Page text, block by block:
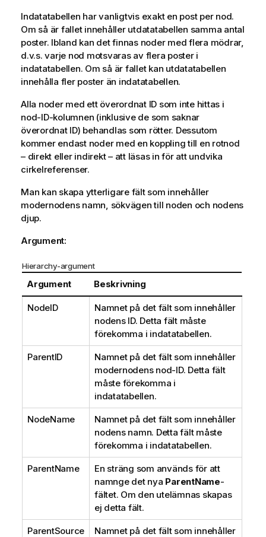
Indatatabellen har vanligtvis exakt en post per nod.
Om så är fallet innehåller utdatatabellen samma antal
poster. Ibland kan det finnas noder med flera mödrar,
d.v.s. varje nod motsvaras av flera poster i
indatatabellen. Om så är fallet kan utdatatabellen
innehålla fler poster än indatatabellen.
Alla noder med ett överordnat ID som inte hittas i
nod-ID-kolumnen (inklusive de som saknar
överordnat ID) behandlas som rötter. Dessutom
kommer endast noder med en koppling till en rotnod
– direkt eller indirekt – att läsas in för att undvika
cirkelreferenser.
Man kan skapa ytterligare fält som innehåller
modernodens namn, sökvägen till noden och nodens
djup.
Argument:
Hierarchy-argument
Argument Beskrivning
NodeID
Namnet på det fält som innehåller
nodens ID. Detta fält måste
förekomma i indatatabellen.
ParentID
Namnet på det fält som innehåller
modernodens nod-ID. Detta fält
måste förekomma i
indatatabellen.
NodeName
Namnet på det fält som innehåller
nodens namn. Detta fält måste
förekomma i indatatabellen.
ParentName
En sträng som används för att
namnge det nya ParentName-
fältet. Om den utelämnas skapas
ej detta fält.
ParentSource
Namnet på det fält som innehåller